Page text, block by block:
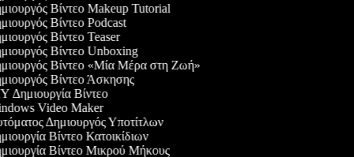
Βίντεο Makeup Tutorial
Βίντεο Podcast
Βίντεο Teaser
Βίντεο Unboxing
Βίντεο «Μία Μέρα στη Ζωή»
Βίντεο Άσκησης
Δημιουργία Βίντεο
Video Maker
Δημιουργός Υποτίτλων
Βίντεο Κατοικίδιων
Βίντεο Μικρού Μήκους